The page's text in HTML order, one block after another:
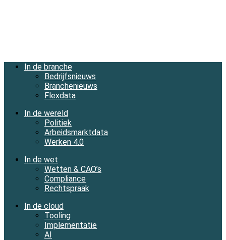
In de branche
Bedrijfsnieuws
Branchenieuws
Flexdata
In de wereld
Politiek
Arbeidsmarktdata
Werken 4.0
In de wet
Wetten & CAO’s
Compliance
Rechtspraak
In de cloud
Tooling
Implementatie
AI